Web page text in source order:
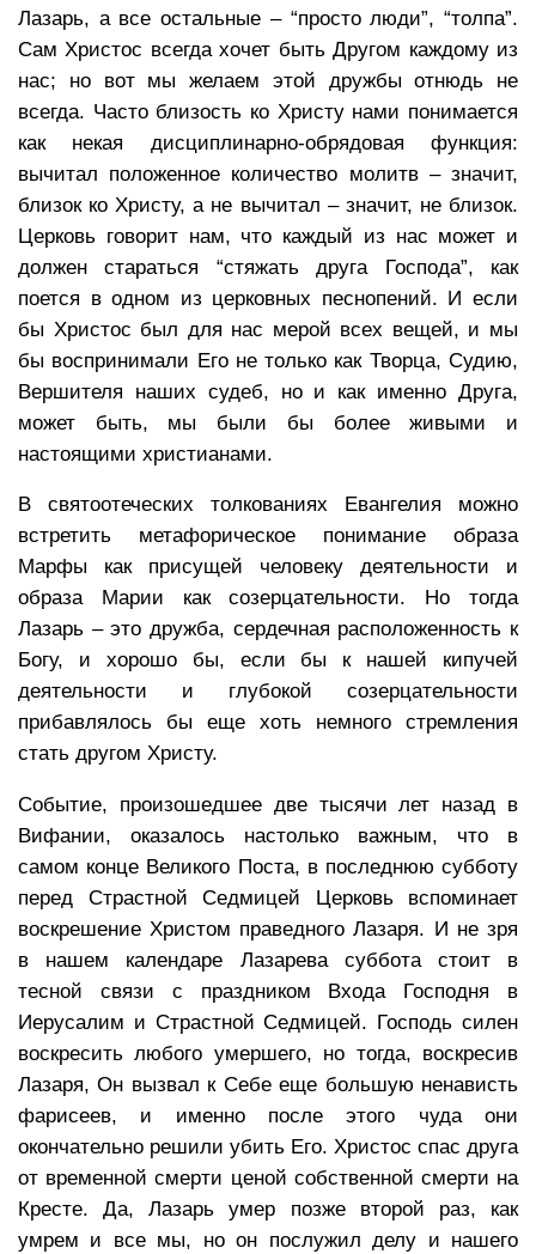
Лазарь, а все остальные – “просто люди”, “толпа”.
Сам Христос всегда хочет быть Другом каждому из
нас; но вот мы желаем этой дружбы отнюдь не
всегда. Часто близость ко Христу нами понимается
как некая дисциплинарно-обрядовая функция:
вычитал положенное количество молитв – значит,
близок ко Христу, а не вычитал – значит, не близок.
Церковь говорит нам, что каждый из нас может и
должен стараться “стяжать друга Господа”, как
поется в одном из церковных песнопений. И если
бы Христос был для нас мерой всех вещей, и мы
бы воспринимали Его не только как Творца, Судию,
Вершителя наших судеб, но и как именно Друга,
может быть, мы были бы более живыми и
настоящими христианами.
В святоотеческих толкованиях Евангелия можно
встретить метафорическое понимание образа
Марфы как присущей человеку деятельности и
образа Марии как созерцательности. Но тогда
Лазарь – это дружба, сердечная расположенность к
Богу, и хорошо бы, если бы к нашей кипучей
деятельности и глубокой созерцательности
прибавлялось бы еще хоть немного стремления
стать другом Христу.
Событие, произошедшее две тысячи лет назад в
Вифании, оказалось настолько важным, что в
самом конце Великого Поста, в последнюю субботу
перед Страстной Седмицей Церковь вспоминает
воскрешение Христом праведного Лазаря. И не зря
в нашем календаре Лазарева суббота стоит в
тесной связи с праздником Входа Господня в
Иерусалим и Страстной Седмицей. Господь силен
воскресить любого умершего, но тогда, воскресив
Лазаря, Он вызвал к Себе еще большую ненависть
фарисеев, и именно после этого чуда они
окончательно решили убить Его. Христос спас друга
от временной смерти ценой собственной смерти на
Кресте. Да, Лазарь умер позже второй раз, как
умрем и все мы, но он послужил делу и нашего